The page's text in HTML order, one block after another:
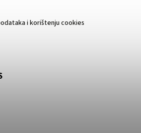
i korištenju cookies